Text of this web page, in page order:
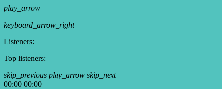
play_arrow
keyboard_arrow_right
Listeners:
Top listeners:
skip_previous play_arrow skip_next
00:00 00:00